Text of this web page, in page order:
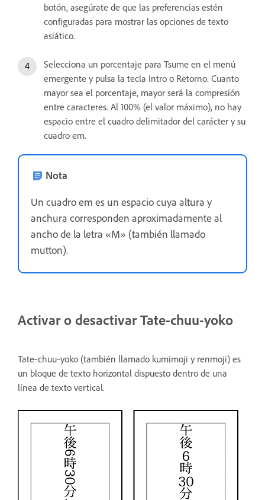
botón, asegúrate de que las preferencias estén
configuradas para mostrar las opciones de texto
asiático.
Selecciona un porcentaje para Tsume en el menú
emergente y pulsa la tecla Intro o Retorno. Cuanto
mayor sea el porcentaje, mayor será la compresión
entre caracteres. Al 100% (el valor máximo), no hay
espacio entre el cuadro delimitador del carácter y su
cuadro em.
Nota
Un cuadro em es un espacio cuya altura y
anchura corresponden aproximadamente al
ancho de la letra «M» (también llamado
mutton).
Activar o desactivar Tate-chuu-yoko
Tate‑chuu‑yoko (también llamado kumimoji y renmoji) es
un bloque de texto horizontal dispuesto dentro de una
línea de texto vertical.